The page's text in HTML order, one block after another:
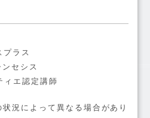
プラス
セシス
ィエ認定講師
況によって異なる場合があり